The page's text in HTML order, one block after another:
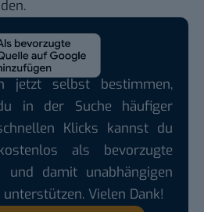
jetzt selbst bestimmen,
in der Suche häufiger
Klicks kannst du
als bevorzugte
und damit unabhängigen
Vielen Dank!